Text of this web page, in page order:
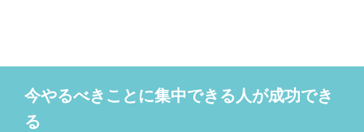
今やるべきことに集中できる人が成功でき
る